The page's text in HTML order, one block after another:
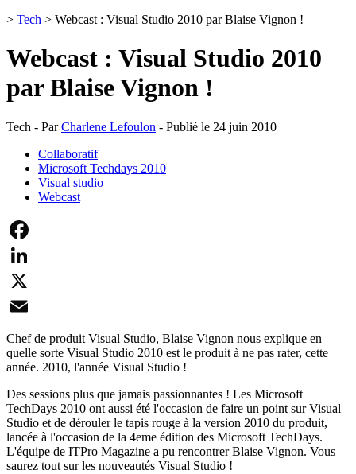
> Tech > Webcast : Visual Studio 2010 par Blaise Vignon !
Webcast : Visual Studio 2010
par Blaise Vignon !
Tech - ParCharlene Lefoulon - Publié le 24 juin 2010
Collaboratif
Microsoft Techdays 2010
Visual studio
Webcast
Facebook
LinkedIn
X
Email
Chef de produit Visual Studio, Blaise Vignon nous explique en
quelle sorte Visual Studio 2010 est le produit à ne pas rater, cette
année. 2010, l'année Visual Studio !
Des sessions plus que jamais passionnantes ! Les Microsoft
TechDays 2010 ont aussi été l'occasion de faire un point sur Visual
Studio et de dérouler le tapis rouge à la version 2010 du produit,
lancée à l'occasion de la 4eme édition des Microsoft TechDays.
L'équipe de ITPro Magazine a pu rencontrer Blaise Vignon. Vous
saurez tout sur les nouveautés Visual Studio !